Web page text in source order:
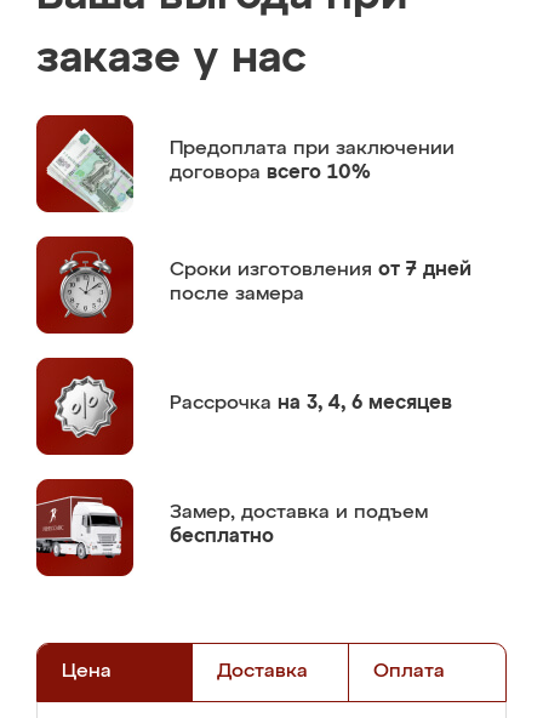
заказе у нас
Предоплата при заключении
договора всего 10%
Сроки изготовления от 7 дней
после замера
Рассрочка на 3, 4, 6 месяцев
Замер, доставка и подъем
бесплатно
Цена Доставка Оплата